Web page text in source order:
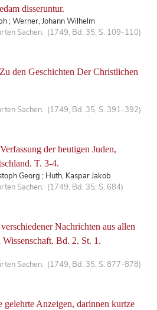
disseruntur.
; Werner, Johann Wilhelm
Sachen. (1749, Bd. 35, S. 109-110)
den Geschichten Der Christlichen
Sachen. (1749, Bd. 35, S. 391-392)
der heutigen Juden,
T. 3-4.
Georg ; Huth, Kaspar Jakob
Sachen. (1749, Bd. 35, S. 684)
Nachrichten aus allen
Bd. 2. St. 1.
Sachen. (1749, Bd. 35, S. 877-878)
gelehrte Anzeigen, darinnen kurtze